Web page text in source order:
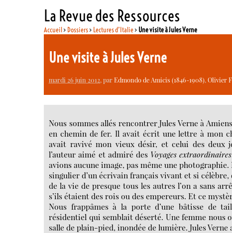
La Revue des Ressources
Accueil> Dossiers> Lectures d’Italie> Une visite à Jules Verne
Une visite à Jules Verne
mardi 26 juin 2012, parEdmondo de Amicis (1846-1908),Olivier
Nous sommes allés rencontrer Jules Verne à
en chemin de fer. Il avait écrit une lettre à mon
avait ravivé mon vieux désir, et celui des deux
l’auteur aimé et admiré des Voyages extraordinaires
avions aucune image, pas même une
singulier d’un écrivain français vivant et si
de la vie de presque tous les autres l’on a sans
s’ils étaient des rois ou des empereurs. Et ce
Nous frappâmes à la porte d’une bâtisse de
résidentiel qui semblait déserté. Une femme
salle de plain-pied, inondée de lumière. Jules